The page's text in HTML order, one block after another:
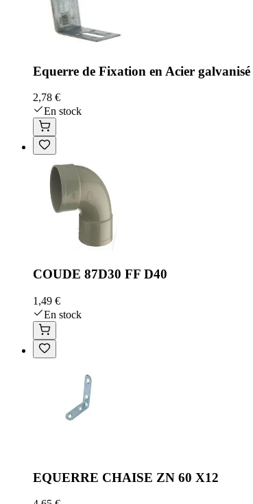
Equerre de Fixation en Acier
2,78 €
En stock
COUDE 87D30 FF D40
1,49 €
En stock
EQUERRE CHAISE ZN 60 X12